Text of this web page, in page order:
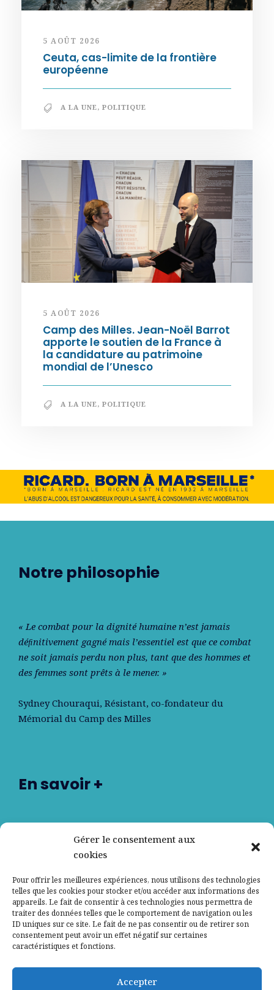
Gérer le consentement aux
cookies
Pour offrir les meilleures expériences, nous utilisons des technologies
telles que les cookies pour stocker et/ou accéder aux informations des
appareils. Le fait de consentir à ces technologies nous permettra de
traiter des données telles que le comportement de navigation ou les
ID uniques sur ce site. Le fait de ne pas consentir ou de retirer son
consentement peut avoir un effet négatif sur certaines
caractéristiques et fonctions.
Accepter
5 AOÛT 2026
Ceuta, cas-limite de la frontière
européenne
A LA UNE, POLITIQUE
5 AOÛT 2026
Camp des Milles. Jean-Noël Barrot
apporte le soutien de la France à
la candidature au patrimoine
mondial de l’Unesco
A LA UNE, POLITIQUE
Notre philosophie
« Le combat pour la dignité humaine n’est jamais
déﬁnitivement gagné mais l’essentiel est que ce combat
ne soit jamais perdu non plus, tant que des hommes et
des femmes sont prêts à le mener. »
Sydney Chouraqui, Résistant, co-fondateur du
Mémorial du Camp des Milles
En savoir +
Nos partenaires
Contactez-nous
Mentions légales